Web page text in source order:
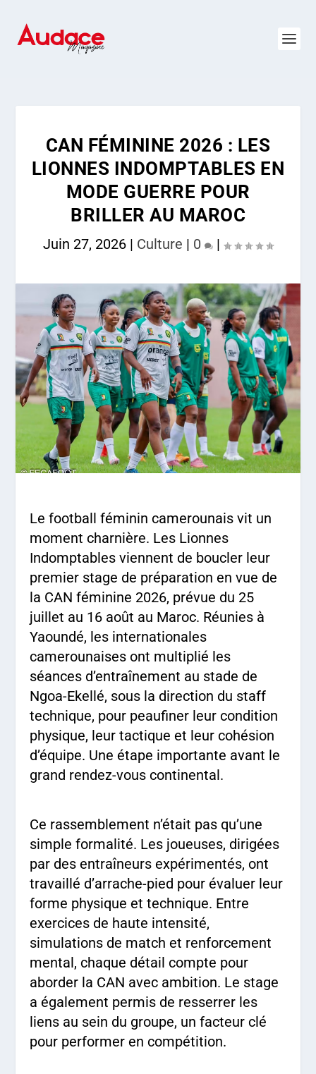
CAN FÉMININE 2026 : LES
LIONNES INDOMPTABLES EN
MODE GUERRE POUR
BRILLER AU MAROC
Juin 27, 2026 | Culture | 0 |
Le football féminin camerounais vit un
moment charnière. Les Lionnes
Indomptables viennent de boucler leur
premier stage de préparation en vue de
la CAN féminine 2026, prévue du 25
juillet au 16 août au Maroc. Réunies à
Yaoundé, les internationales
camerounaises ont multiplié les
séances d’entraînement au stade de
Ngoa-Ekellé, sous la direction du staff
technique, pour peaufiner leur condition
physique, leur tactique et leur cohésion
d’équipe. Une étape importante avant le
grand rendez-vous continental.
Ce rassemblement n’était pas qu’une
simple formalité. Les joueuses, dirigées
par des entraîneurs expérimentés, ont
travaillé d’arrache-pied pour évaluer leur
forme physique et technique. Entre
exercices de haute intensité,
simulations de match et renforcement
mental, chaque détail compte pour
aborder la CAN avec ambition. Le stage
a également permis de resserrer les
liens au sein du groupe, un facteur clé
pour performer en compétition.